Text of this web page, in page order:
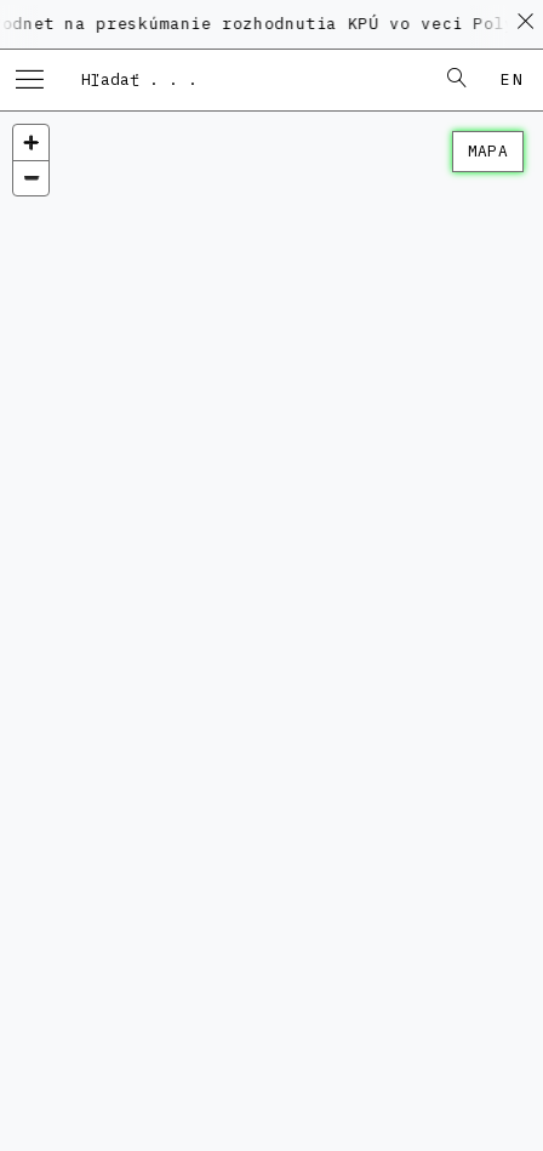
preskúmanie rozhodnutia KPÚ vo veci
EN
MAPA